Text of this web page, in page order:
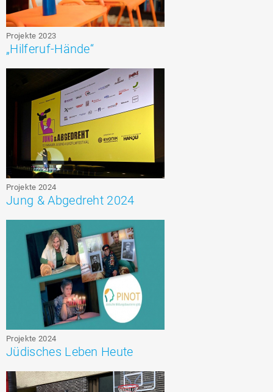
Projekte 2023
„Hilferuf-Hände“
Projekte 2024
Jung & Abgedreht 2024
Projekte 2024
Jüdisches Leben Heute